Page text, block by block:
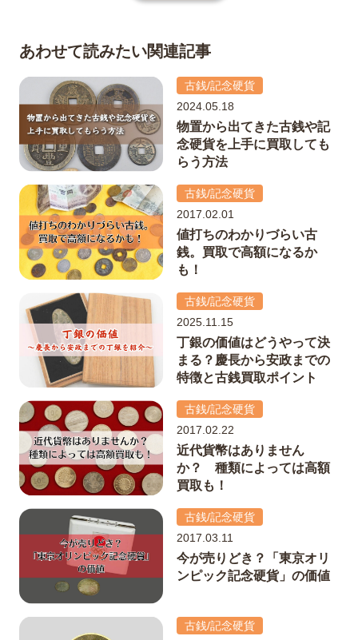
あわせて読みたい関連記事
古銭/記念硬貨
2024.05.18
物置から出てきた古銭や記
念硬貨を上手に買取しても
らう方法
古銭/記念硬貨
2017.02.01
値打ちのわかりづらい古
銭。買取で高額になるか
も！
古銭/記念硬貨
2025.11.15
丁銀の価値はどうやって決
まる？慶長から安政までの
特徴と古銭買取ポイント
古銭/記念硬貨
2017.02.22
近代貨幣はありません
か？ 種類によっては高額
買取も！
古銭/記念硬貨
2017.03.11
今が売りどき？「東京オリ
ンピック記念硬貨」の価値
古銭/記念硬貨